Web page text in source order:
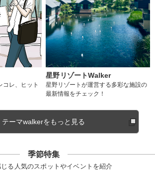
コレ、ヒット
星野リゾートWalker
星野リゾートが運営する多彩な施設の
最新情報をチェック！
テーマwalkerをもっと見る
季節特集
る人気のスポットやイベントを紹介